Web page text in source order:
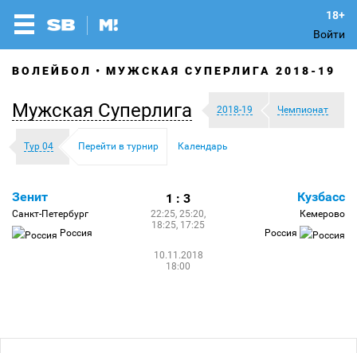
Войти
ВОЛЕЙБОЛ МУЖСКАЯ СУПЕРЛИГА 2018-19
Мужская Суперлига 2018-19 Чемпионат
Тур 04 Перейти в турнир Календарь
Зенит
Санкт-Петербург
Россия
1 : 3
22:25, 25:20,
18:25, 17:25
10.11.2018
18:00
Кузбасс
Кемерово
Россия